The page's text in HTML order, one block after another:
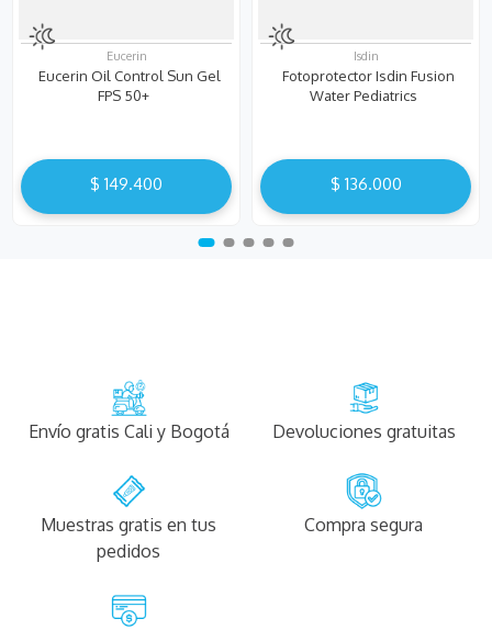
Eucerin
Eucerin Oil Control Sun Gel
FPS 50+
$ 149.400
Isdin
Fotoprotector Isdin Fusion
Water Pediatrics
$ 136.000
Envío gratis Cali y Bogotá Devoluciones gratuitas
Muestras gratis en tus
pedidos
Compra segura